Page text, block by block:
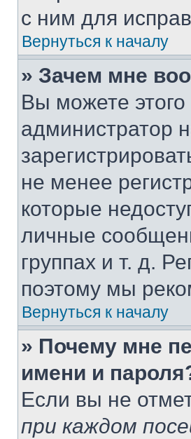
с ним для
Вернуться к началу
» Зачем мне
Вы можете этого
администратор
не менее
которые
личные
группах и т. д.
поэтому мы
Вернуться к началу
» Почему мне
имени и
Если вы не
при каждом